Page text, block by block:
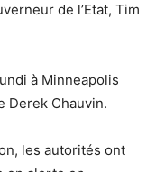
de l’Etat, Tim
à Minneapolis
Derek Chauvin.
les autorités ont